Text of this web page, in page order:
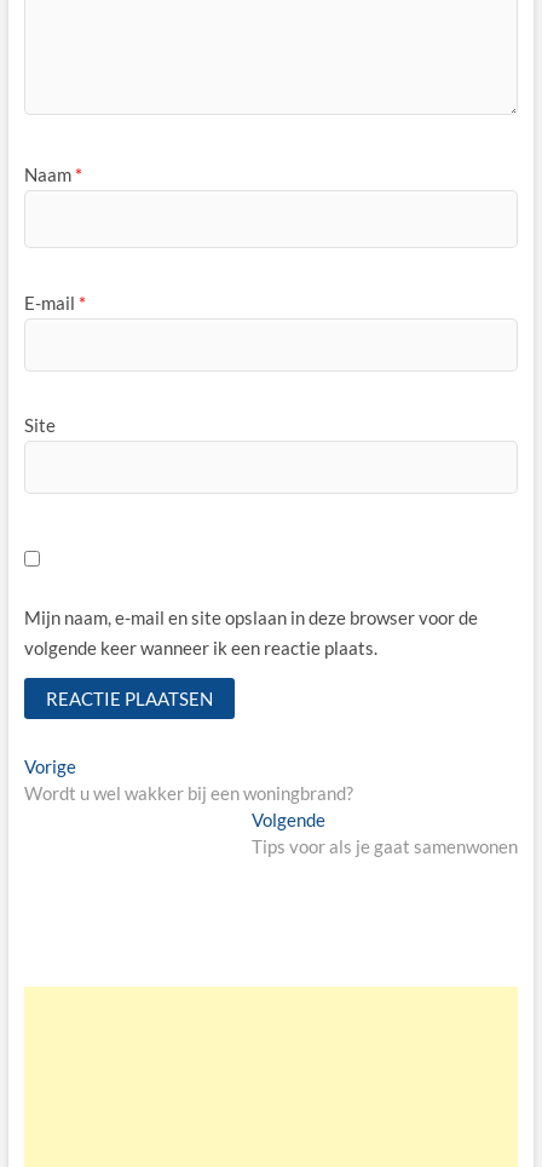
Naam *
E-mail *
Site
Mijn naam, e-mail en site opslaan in deze browser voor de
volgende keer wanneer ik een reactie plaats.
Bericht
navigatie
VorigeVorige
bericht:
Wordt u wel wakker bij een woningbrand?
VolgendeVolgende
bericht:
Tips voor als je gaat samenwonen